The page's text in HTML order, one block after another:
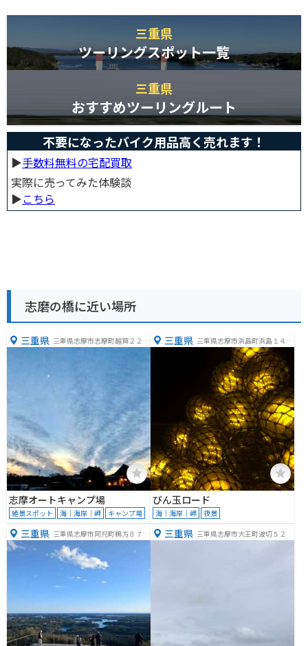
三重県
ツーリングスポット一覧
三重県
おすすめツーリングルート
不要になったバイク用品高く売れます！
▶︎手数料無料の宅配買取
実際に売ってみた体験談
▶︎こちら
志磨の橋に近い場所
三重県 三重県志摩市志摩町越賀２２７
志摩オートキャンプ場
絶景スポット 海｜海岸｜岬 キャンプ場
三重県 三重県志摩市浜島町浜島１４１
びん玉ロード
海｜海岸｜岬 夜景
三重県 三重県志摩市阿児町鵜方８７５
−２０
三重県 三重県志摩市大王町波切５２